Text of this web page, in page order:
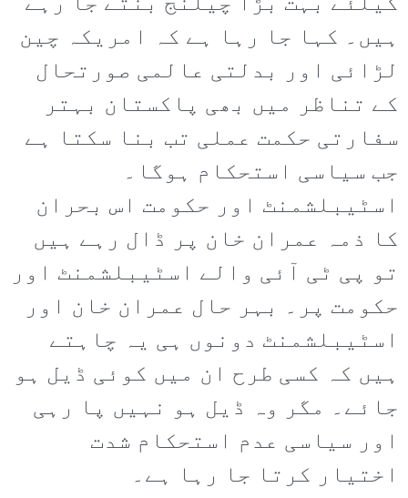
ہیں۔ کہا جا رہا ہے کہ امریکہ چین
لڑائی اور بدلتی عالمی صورتحال
کے تناظر میں بھی پاکستان بہتر
سفارتی حکمت عملی تب بنا سکتا ہے
جب سیاسی استحکام ہوگا۔
اسٹیبلشمنٹ اور حکومت اس بحران
کا ذمہ عمران خان پر ڈال رہے ہیں
تو پی ٹی آئی والے اسٹیبلشمنٹ اور
حکومت پر۔ بہر حال عمران خان اور
اسٹیبلشمنٹ دونوں ہی یہ چاہتے
ہیں کہ کسی طرح ان میں کوئی ڈیل ہو
جائے۔ مگر وہ ڈیل ہو نہیں پا رہی
اور سیاسی عدم استحکام شدت
اختیار کرتا جا رہا ہے۔